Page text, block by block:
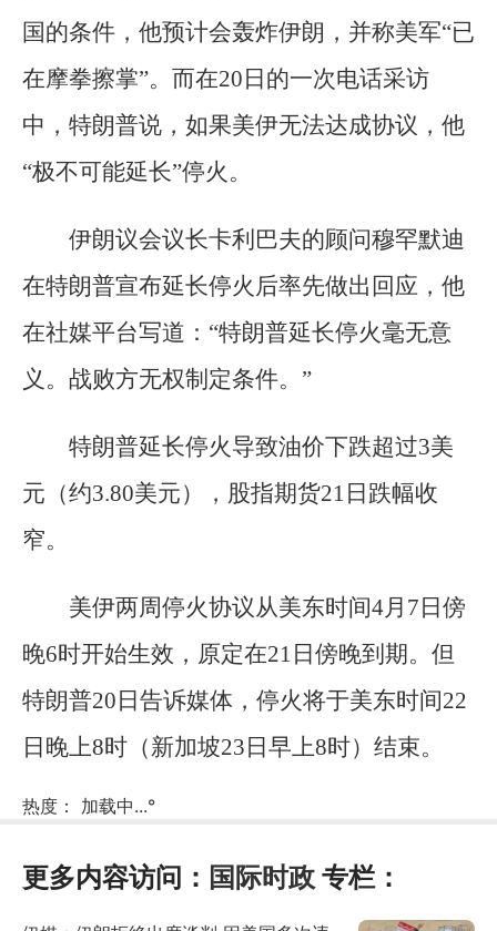
国的条件，他预计会轰炸伊朗，并称美军“已
在摩拳擦掌”。而在20日的一次电话采访
中，特朗普说，如果美伊无法达成协议，他
“极不可能延长”停火。
伊朗议会议长卡利巴夫的顾问穆罕默迪
在特朗普宣布延长停火后率先做出回应，他
在社媒平台写道：“特朗普延长停火毫无意
义。战败方无权制定条件。”
特朗普延长停火导致油价下跌超过3美
元（约3.80美元），股指期货21日跌幅收
窄。
美伊两周停火协议从美东时间4月7日傍
晚6时开始生效，原定在21日傍晚到期。但
特朗普20日告诉媒体，停火将于美东时间22
日晚上8时（新加坡23日早上8时）结束。
热度： 加载中...°
更多内容访问： 国际时政 专栏：